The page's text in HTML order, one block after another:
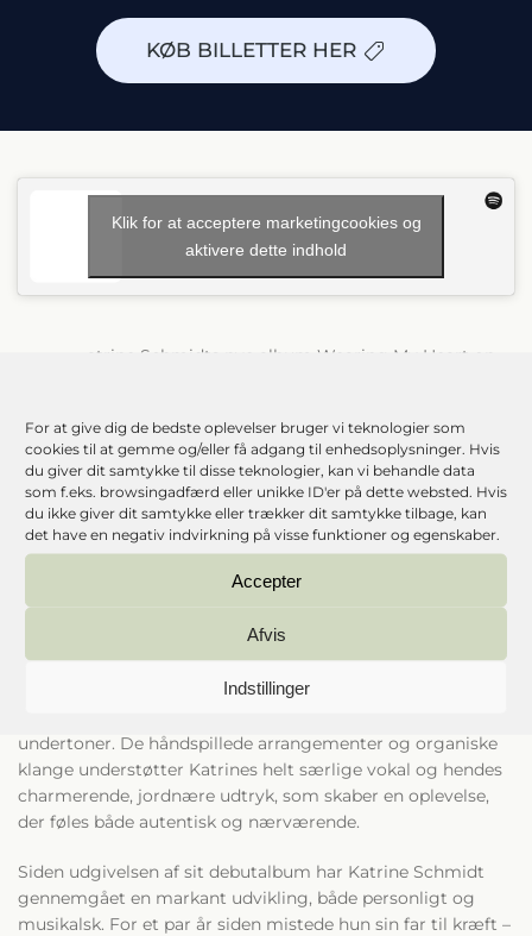
For at give dig de bedste oplevelser bruger vi teknologier som
cookies til at gemme og/eller få adgang til enhedsoplysninger. Hvis
du giver dit samtykke til disse teknologier, kan vi behandle data
som f.eks. browsingadfærd eller unikke ID'er på dette websted. Hvis
du ikke giver dit samtykke eller trækker dit samtykke tilbage, kan
det have en negativ indvirkning på visse funktioner og egenskaber.
Accepter
Afvis
Indstillinger
KØB BILLETTER HER
Klik for at acceptere marketingcookies og
aktivere dette indhold
atrine Schmidts nye album Wearing My Heart on
prisvindende sangerinde et stærkt og modent kunstnerisk
skridt fremad og vi spår, at 2026 bliver et stort år for
Katrine!
I 2023 blev Katrine Schmidt hædret med Danish Music
Awards’ Ud Af Det Blå-pris for debutalbummet Laying My
Burdens Down. Nu er hun klar med opfølgeren, hvor hun
for alvor cementerer sin position som en markant stemme
Musikken er forankret i folk-traditionen og bevæger sig i et
undertoner. De håndspillede arrangementer og organiske
klange understøtter Katrines helt særlige vokal og hendes
charmerende, jordnære udtryk, som skaber en oplevelse,
der føles både autentisk og nærværende.
Siden udgivelsen af sit debutalbum har Katrine Schmidt
gennemgået en markant udvikling, både personligt og
musikalsk. For et par år siden mistede hun sin far til kræft –